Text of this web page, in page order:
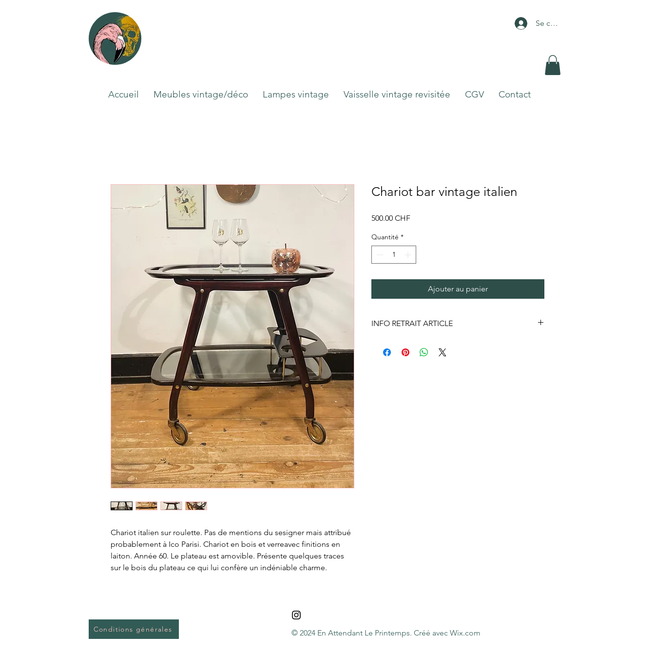
Se connecter
Accueil Meubles vintage/déco Lampes vintage Vaisselle vintage revisitée CGV Contact
Chariot italien sur roulette. Pas de mentions du sesigner mais attribué
probablement à Ico Parisi. Chariot en bois et verreavec finitions en
laiton. Année 60. Le plateau est amovible. Présente quelques traces
sur le bois du plateau ce qui lui confère un indéniable charme.
Chariot bar vintage italien
500.00 CHFPrix
Quantité *
Ajouter au panier
INFO RETRAIT ARTICLE
contacter pour un retrait à l'atelier sur rdvs ou une
Conditions générales © 2024 En Attendant Le Printemps. Créé avec Wix.com